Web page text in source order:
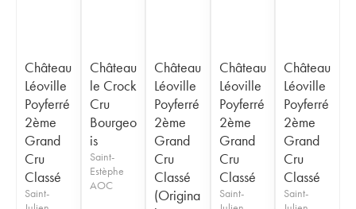
Château
Léoville
Poyferré
2ème
Grand
Cru
Classé
Saint-
Château
le Crock
Cru
Bourgeo
is
Saint-
Estèphe
AOC
Château
Léoville
Poyferré
2ème
Grand
Cru
Classé
(Origina
Château
Léoville
Poyferré
2ème
Grand
Cru
Classé
Saint-
Château
Léoville
Poyferré
2ème
Grand
Cru
Classé
Saint-